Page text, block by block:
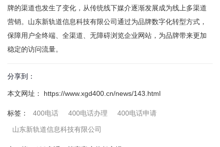
牌的渠道也发生了变化，从传统线下媒介逐渐发展成为线上多渠道
营销。 山东新轨道信息科技有限公司通过为品牌数字化转型方式，
保障用户全终端、全渠道、无障碍浏览企业网站，为品牌带来更加
稳定的访问流量。
分享到：
本文网址： https://www.xgd400.cn/news/143.html
标签： 400电话 400电话办理 400电话申请
山东新轨道信息科技有限公司